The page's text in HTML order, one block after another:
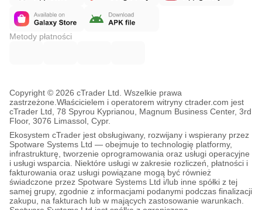
Metody płatności
Copyright © 2026 cTrader Ltd. Wszelkie prawa
zastrzeżone. Właścicielem i operatorem witryny ctrader.com jest
cTrader Ltd, 78 Spyrou Kyprianou, Magnum Business Center, 3rd
Floor, 3076 Limassol, Cypr.
Ekosystem cTrader jest obsługiwany, rozwijany i wspierany przez
Spotware Systems Ltd — obejmuje to technologię platformy,
infrastrukturę, tworzenie oprogramowania oraz usługi operacyjne
i usługi wsparcia. Niektóre usługi w zakresie rozliczeń, płatności i
fakturowania oraz usługi powiązane mogą być również
świadczone przez Spotware Systems Ltd i/lub inne spółki z tej
samej grupy, zgodnie z informacjami podanymi podczas finalizacji
zakupu, na fakturach lub w mających zastosowanie warunkach.